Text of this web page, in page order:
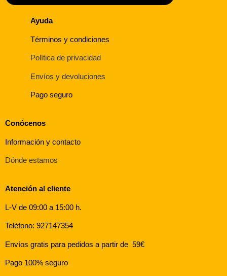
Ayuda
Términos y condiciones
Política de privacidad
Envíos y devoluciones
Pago seguro
Conócenos
Información y contacto
Dónde estamos
Atención al cliente
L-V de 09:00 a 15:00 h.
Teléfono: 927147354
Envíos gratis para pedidos a partir de 59€
Pago 100% seguro